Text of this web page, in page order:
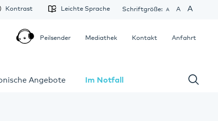
Angebote Im Notfall
Schriftgröße: A A A
Leichte Sprache
Kontrast
Anfahrt
Kontakt
Mediathek
Peilsender